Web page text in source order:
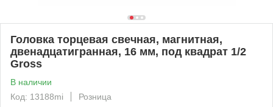
Головка торцевая свечная, магнитная,
двенадцатигранная, 16 мм, под квадрат 1/2
Gross
В наличии
Код: 13188mi
Розница